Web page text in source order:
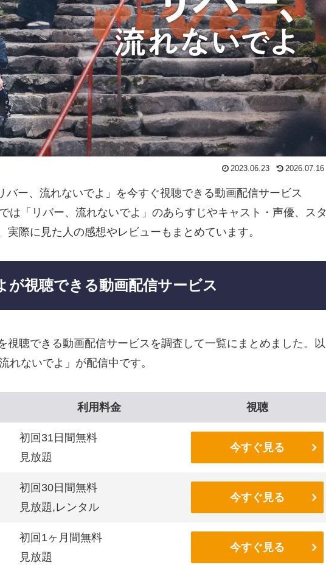
2023.06.23 2026.07.16
バー、流れないでよ」を今すぐ視聴できる動画配信サービス
は「リバー、流れないでよ」のあらすじやキャスト・声優、スタ
実際に見た人の感想やレビューもまとめています。
が視聴できる動画配信サービス
視聴できる動画配信サービスを調査して一覧にまとめました。以
れないでよ」が配信中です。
利用料金 視聴
初回31日間無料
見放題
今すぐ見る
初回30日間無料
見放題,レンタル
今すぐ見る
初回1ヶ月間無料
見放題
今すぐ見る